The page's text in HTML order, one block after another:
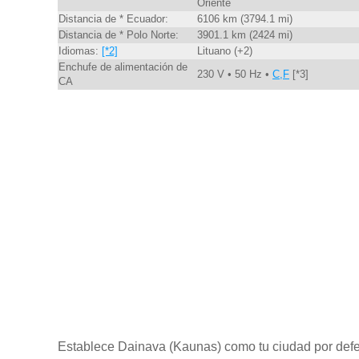
Oriente
Distancia de * Ecuador:
6106 km (3794.1 mi)
Distancia de * Polo Norte:
3901.1 km (2424 mi)
Idiomas: [*2]
Lituano (+2)
Enchufe de alimentación de
CA
230 V • 50 Hz • C,F [*3]
Establece Dainava (Kaunas) como tu ciudad por